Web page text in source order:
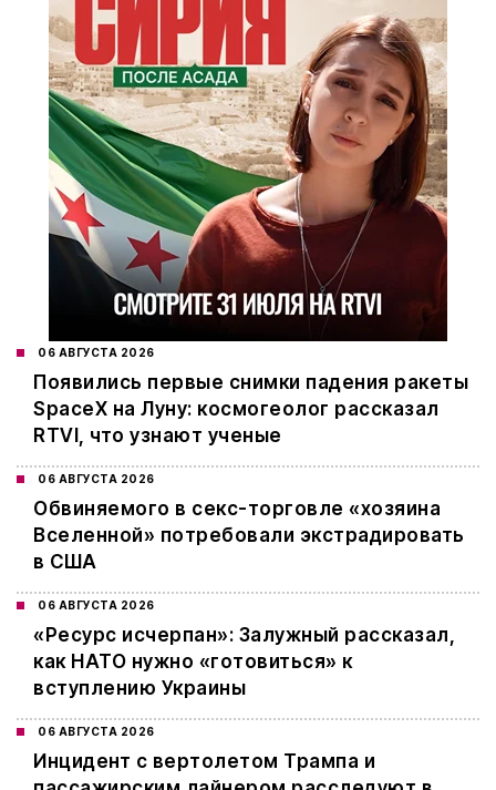
06 АВГУСТА 2026
Появились первые снимки падения ракеты
SpaceX на Луну: космогеолог рассказал
RTVI, что узнают ученые
06 АВГУСТА 2026
Обвиняемого в секс-торговле «хозяина
Вселенной» потребовали экстрадировать
в США
06 АВГУСТА 2026
«Ресурс исчерпан»: Залужный рассказал,
как НАТО нужно «готовиться» к
вступлению Украины
06 АВГУСТА 2026
Инцидент с вертолетом Трампа и